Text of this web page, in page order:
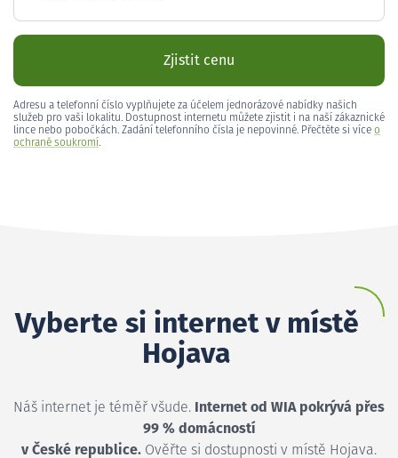
Zjistit cenu
Adresu a telefonní číslo vyplňujete za účelem jednorázové nabídky našich
služeb pro vaši lokalitu. Dostupnost internetu můžete zjistit i na naší zákaznické
lince nebo pobočkách. Zadání telefonního čísla je nepovinné. Přečtěte si více o
ochraně soukromí.
Vyberte si internet v místě
Hojava
Náš internet je téměř všude. Internet od WIA pokrývá přes
99 % domácností
v České republice. Ověřte si dostupnosti v místě Hojava.